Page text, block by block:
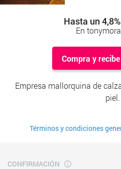
Hasta un
En
Compra y
Empresa mallorquina de
piel.
Términos y condiciones
CONFIRMACIÓN